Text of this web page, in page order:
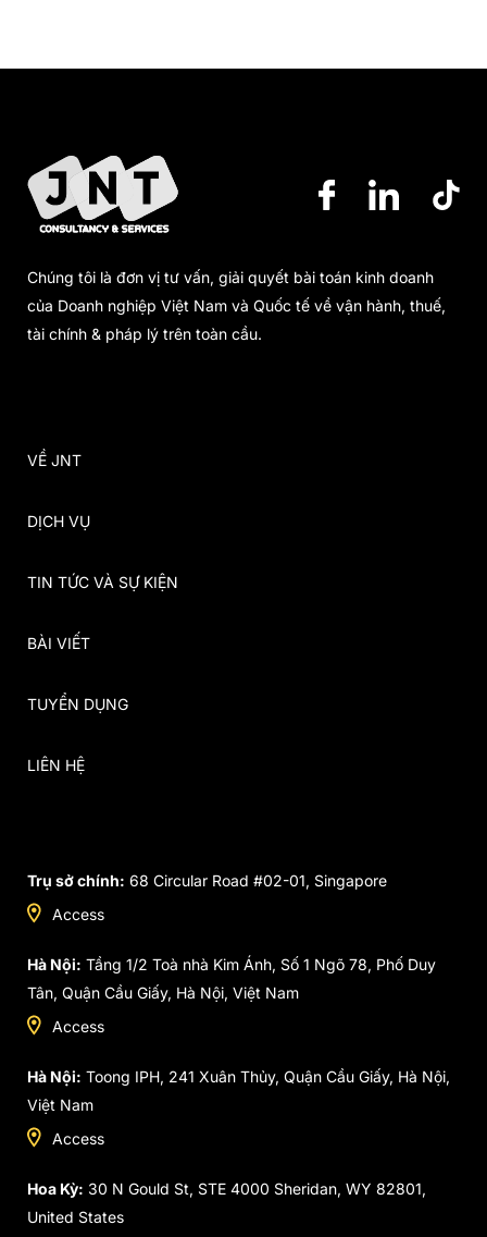
Chúng tôi là đơn vị tư vấn, giải quyết bài toán kinh doanh
của Doanh nghiệp Việt Nam và Quốc tế về vận hành, thuế,
tài chính & pháp lý trên toàn cầu.
VỀ JNT
DỊCH VỤ
TIN TỨC VÀ SỰ KIỆN
BÀI VIẾT
TUYỂN DỤNG
LIÊN HỆ
Trụ sở chính: 68 Circular Road #02-01, Singapore
Access
Hà Nội: Tầng 1/2 Toà nhà Kim Ánh, Số 1 Ngõ 78, Phố Duy
Tân, Quận Cầu Giấy, Hà Nội, Việt Nam
Access
Hà Nội: Toong IPH, 241 Xuân Thủy, Quận Cầu Giấy, Hà Nội,
Việt Nam
Access
Hoa Kỳ: 30 N Gould St, STE 4000 Sheridan, WY 82801,
United States